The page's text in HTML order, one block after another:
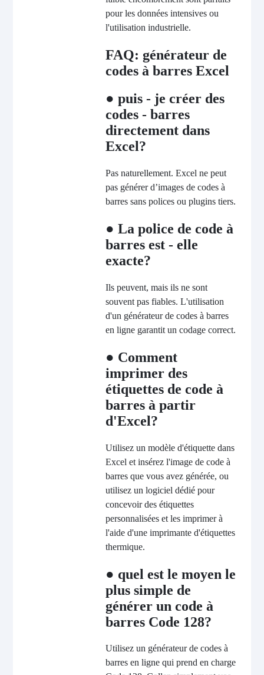
pour les données intensives ou
l'utilisation industrielle.
FAQ: générateur de
codes à barres Excel
● puis - je créer des
codes - barres
directement dans
Excel?
Pas naturellement. Excel ne peut
pas générer d’images de codes à
barres sans polices ou plugins tiers.
● La police de code à
barres est - elle
exacte?
Ils peuvent, mais ils ne sont
souvent pas fiables. L'utilisation
d'un générateur de codes à barres
en ligne garantit un codage correct.
● Comment
imprimer des
étiquettes de code à
barres à partir
d'Excel?
Utilisez un modèle d'étiquette dans
Excel et insérez l'image de code à
barres que vous avez générée, ou
utilisez un logiciel dédié pour
concevoir des étiquettes
personnalisées et les imprimer à
l'aide d'une imprimante d'étiquettes
thermique.
● quel est le moyen le
plus simple de
générer un code à
barres Code 128?
Utilisez un générateur de codes à
barres en ligne qui prend en charge